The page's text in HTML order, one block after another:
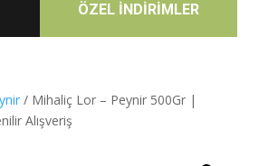
ÖZEL İNDİRİMLER
/ Mihaliç Lor – Peynir 500Gr |
Alışveriş